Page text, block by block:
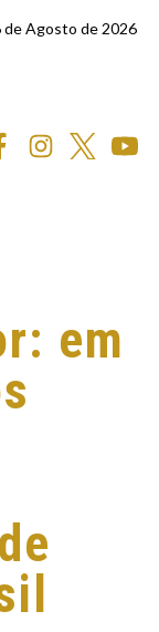
Agosto de 2026
em